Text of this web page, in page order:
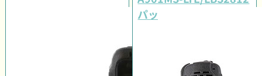
パッケージ